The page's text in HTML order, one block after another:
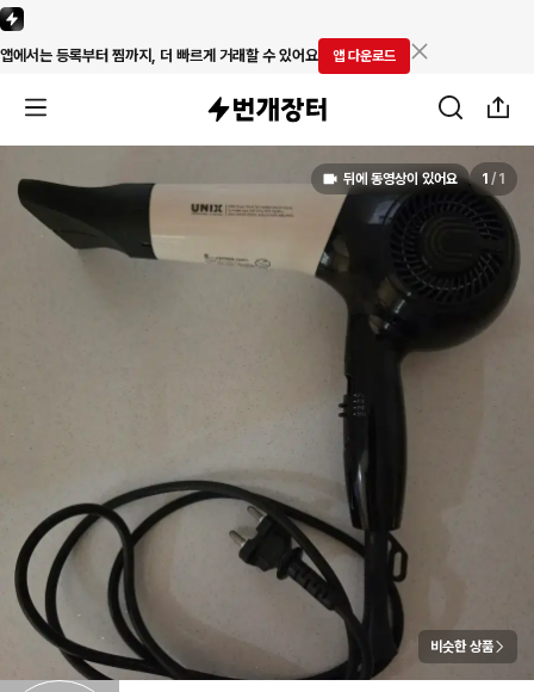
앱에서는 등록부터 찜까지, 더 빠르게 거래할 수 있어요 앱 다운로드
뒤에 동영상이 있어요 1 / 1
비슷한 상품